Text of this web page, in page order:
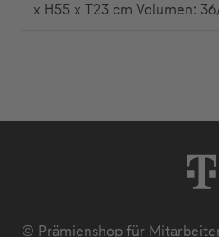
x H55 x T23 cm Volumen:
© Prämienshop für